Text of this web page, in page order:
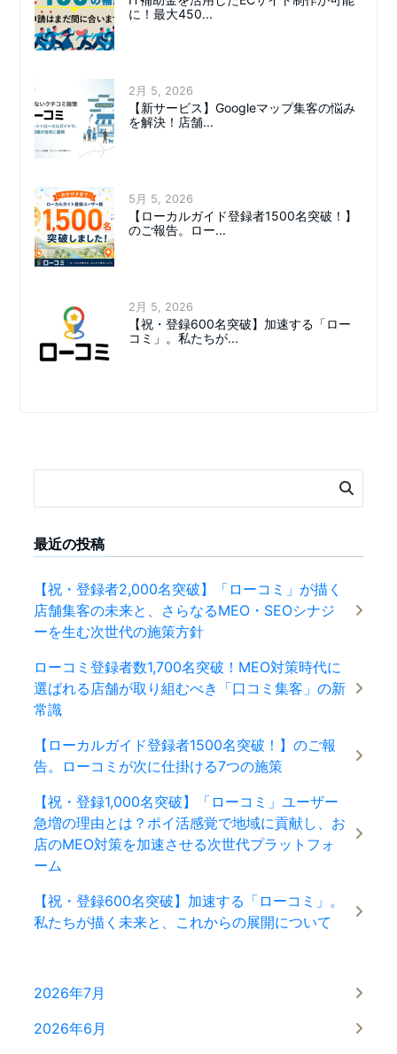
に！最大450...
2月 5, 2026
【新サービス】Googleマップ集客の悩み
を解決！店舗...
5月 5, 2026
【ローカルガイド登録者1500名突破！】
のご報告。ロー...
2月 5, 2026
【祝・登録600名突破】加速する「ロー
コミ」。私たちが...
最近の投稿
【祝・登録者2,000名突破】「ローコミ」が描く
店舗集客の未来と、さらなるMEO・SEOシナジ
ーを生む次世代の施策方針
ローコミ登録者数1,700名突破！MEO対策時代に
選ばれる店舗が取り組むべき「口コミ集客」の新
常識
【ローカルガイド登録者1500名突破！】のご報
告。ローコミが次に仕掛ける7つの施策
【祝・登録1,000名突破】「ローコミ」ユーザー
急増の理由とは？ポイ活感覚で地域に貢献し、お
店のMEO対策を加速させる次世代プラットフォ
ーム
【祝・登録600名突破】加速する「ローコミ」。
私たちが描く未来と、これからの展開について
2026年7月
2026年6月